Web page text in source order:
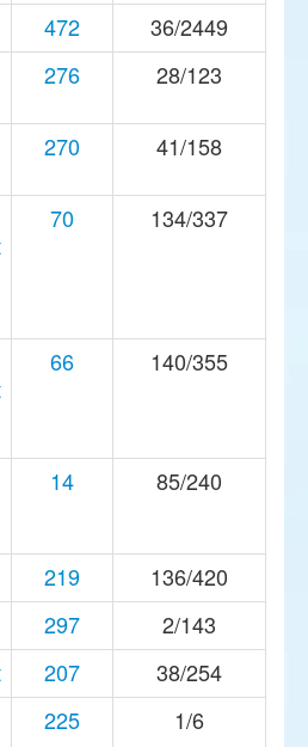
472
36/2449
276 28/123
270 41/158
70 134/337
66 140/355
14 85/240
219
136/420
297
2/143
207
38/254
225 1/6